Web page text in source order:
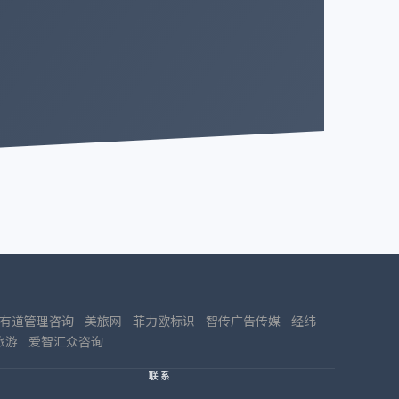
道管理咨询 美旅网 菲力欧标识 智传广告传媒
经纬
游
爱智汇众咨询
联系